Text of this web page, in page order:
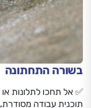
בשורה התחתונה
✅ אל תחכו לתלונות
תוכנית עבודה